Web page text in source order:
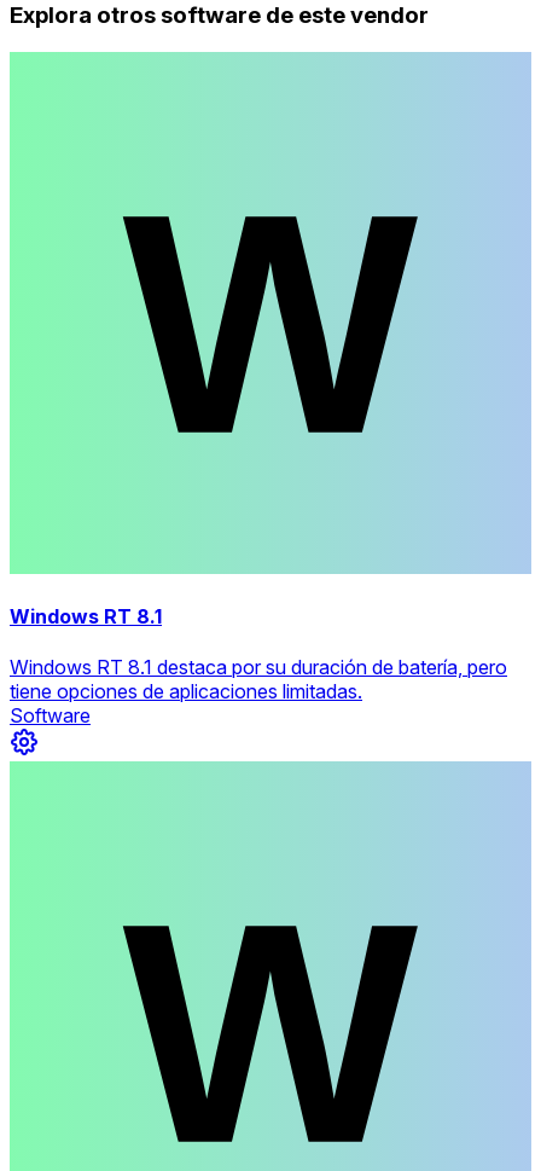
Explora otros software de este vendor
Windows RT 8.1
Windows RT 8.1 destaca por su duración de batería, pero
tiene opciones de aplicaciones limitadas.
Software